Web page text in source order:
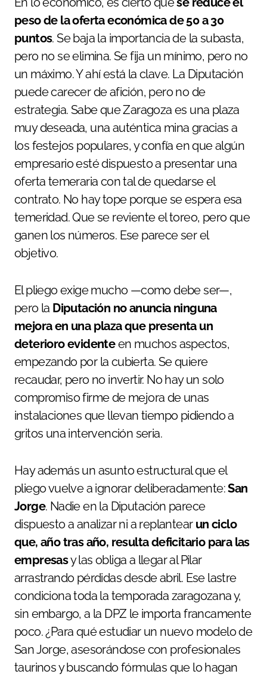
peso de la oferta económica de 50 a 30
puntos. Se baja la importancia de la subasta,
pero no se elimina. Se fija un mínimo, pero no
un máximo. Y ahí está la clave. La Diputación
puede carecer de afición, pero no de
estrategia. Sabe que Zaragoza es una plaza
muy deseada, una auténtica mina gracias a
los festejos populares, y confía en que algún
empresario esté dispuesto a presentar una
oferta temeraria con tal de quedarse el
contrato. No hay tope porque se espera esa
temeridad. Que se reviente el toreo, pero que
ganen los números. Ese parece ser el
objetivo.
El pliego exige mucho —como debe ser—,
pero la Diputación no anuncia ninguna
mejora en una plaza que presenta un
deterioro evidenteen muchos aspectos,
empezando por la cubierta. Se quiere
recaudar, pero no invertir. No hay un solo
compromiso firme de mejora de unas
instalaciones que llevan tiempo pidiendo a
gritos una intervención seria.
Hay además un asunto estructural que el
pliego vuelve a ignorar deliberadamente:San
Jorge. Nadie en la Diputación parece
dispuesto a analizar ni a replantear un ciclo
que, año tras año, resulta deficitario para las
empresasy las obliga a llegar al Pilar
arrastrando pérdidas desde abril. Ese lastre
condiciona toda la temporada zaragozana y,
sin embargo, a la DPZ le importa francamente
poco. ¿Para qué estudiar un nuevo modelo de
San Jorge, asesorándose con profesionales
taurinos y buscando fórmulas que lo hagan